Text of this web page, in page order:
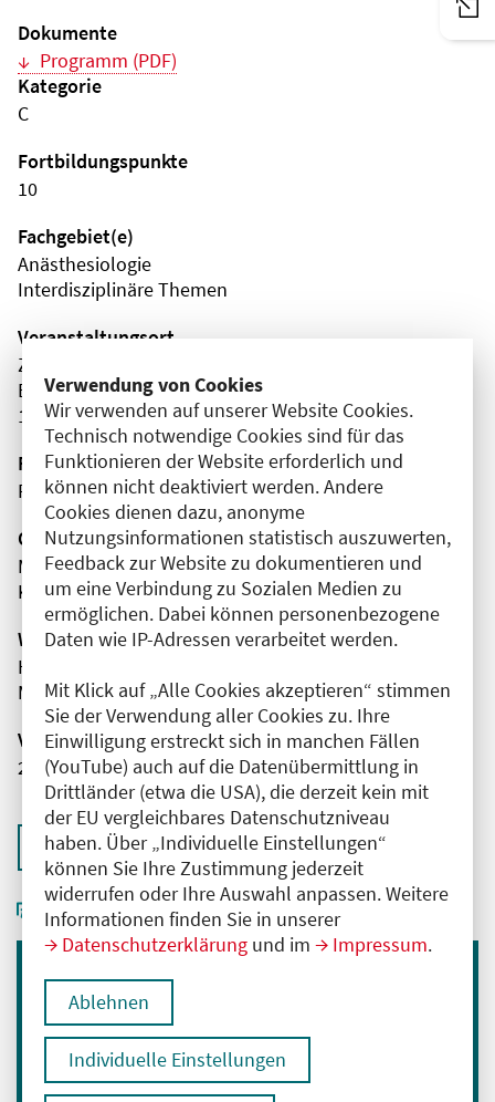
Verwendung von Cookies
Wir verwenden auf unserer Website Cookies.
Technisch notwendige Cookies sind für das
Funktionieren der Website erforderlich und
können nicht deaktiviert werden. Andere
Cookies dienen dazu, anonyme
Nutzungsinformationen statistisch auszuwerten,
Feedback zur Website zu dokumentieren und
um eine Verbindung zu Sozialen Medien zu
ermöglichen. Dabei können personenbezogene
Daten wie IP-Adressen verarbeitet werden.
Mit Klick auf „Alle Cookies akzeptieren“ stimmen
Sie der Verwendung aller Cookies zu. Ihre
Einwilligung erstreckt sich in manchen Fällen
(YouTube) auch auf die Datenübermittlung in
Drittländer (etwa die USA), die derzeit kein mit
der EU vergleichbares Datenschutzniveau
haben. Über „Individuelle Einstellungen“
können Sie Ihre Zustimmung jederzeit
widerrufen oder Ihre Auswahl anpassen. Weitere
Informationen finden Sie in unserer
Datenschutzerklärung und im Impressum.
Ablehnen
Individuelle Einstellungen
Dokumente
Programm (PDF)
Kategorie
C
Fortbildungspunkte
10
Fachgebiet(e)
Anästhesiologie
Interdisziplinäre Themen
Veranstaltungsort
Zentrum für Notfalltraining am ukb
Blumberger Damm
12163 Berlin
Fortbildungsformat
Präsenz
Organisator(en)
Martin-Luther-Krankenhaus
Klinik für Interdisziplinäre Notfaufnahmen und
Wissenschaftliche Leitung
Herr Dr. med. Paavo Beth
Martin-Luther-Krankenhaus
Veranstaltungsnummer
2761102025054830004
Zurück zur Übersicht
Immer informiert bleiben
Melden Sie sich für unseren Newsletter an:
E-Mail-Adresse eingeben